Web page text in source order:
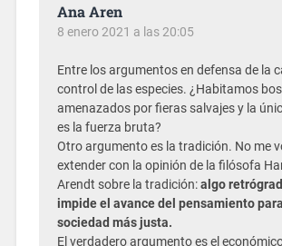
Ana Aren
8 enero 2021 a las 20:05
Entre los argumentos en defensa de la
control de las especies. ¿Habitamos
amenazados por fieras salvajes y la
es la fuerza bruta?
Otro argumento es la tradición. No me
extender con la opinión de la filósofa
Arendt sobre la tradición:algo
impide el avance del pensamiento
sociedad más justa.
El verdadero argumento es el